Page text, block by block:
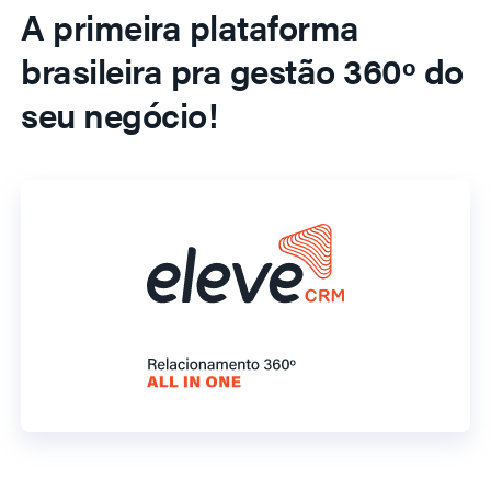
A primeira plataforma
brasileira pra gestão 360º do
seu negócio!